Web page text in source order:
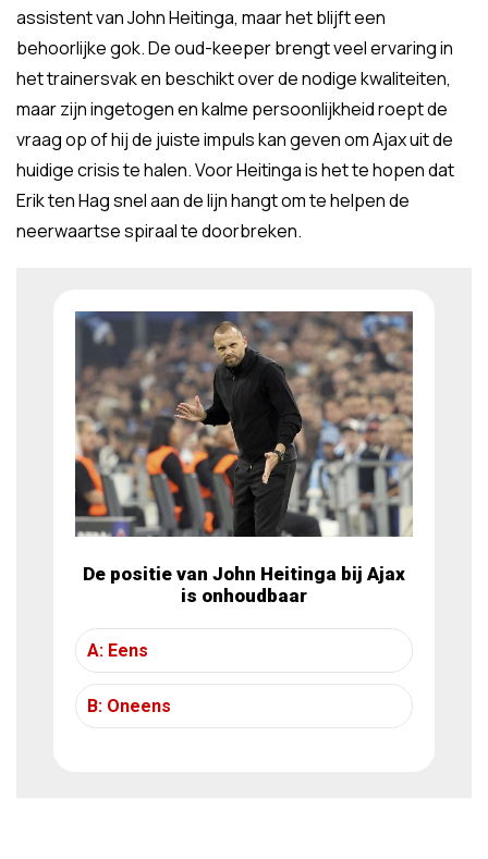
assistent van John Heitinga, maar het blijft een
behoorlijke gok. De oud-keeper brengt veel ervaring in
het trainersvak en beschikt over de nodige kwaliteiten,
maar zijn ingetogen en kalme persoonlijkheid roept de
vraag op of hij de juiste impuls kan geven om Ajax uit de
huidige crisis te halen. Voor Heitinga is het te hopen dat
Erik ten Hag snel aan de lijn hangt om te helpen de
neerwaartse spiraal te doorbreken.